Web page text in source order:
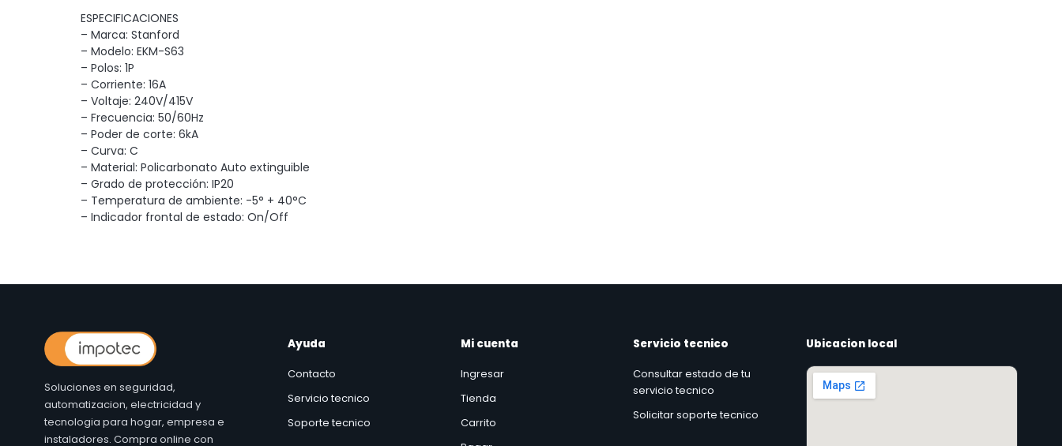
ESPECIFICACIONES
– Marca: Stanford
– Modelo: EKM-S63
– Polos: 1P
– Corriente: 16A
– Voltaje: 240V/415V
– Frecuencia: 50/60Hz
– Poder de corte: 6kA
– Curva: C
– Material: Policarbonato Auto extinguible
– Grado de protección: IP20
– Temperatura de ambiente: -5° + 40°C
– Indicador frontal de estado: On/Off
Soluciones en seguridad,
automatizacion, electricidad y
tecnologia para hogar, empresa e
instaladores. Compra online con
Ayuda
Contacto
Servicio tecnico
Soporte tecnico
Mi cuenta
Ingresar
Tienda
Carrito
Servicio tecnico
Consultar estado de tu
servicio tecnico
Solicitar soporte tecnico
Ubicacion local